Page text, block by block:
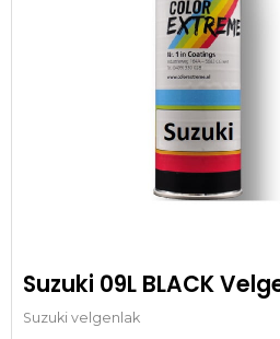
Suzuki 09L BLACK
Suzuki velgenlak